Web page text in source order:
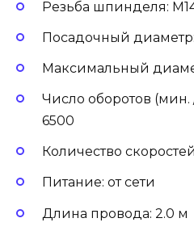
Резьба шпинделя:
Посадочный
Максимальный
Число оборотов (мин.
6500
Количество
Питание: от сети
Длина провода: 2.0 м